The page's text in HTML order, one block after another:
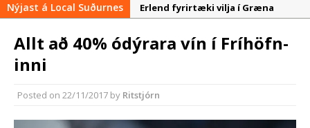
Nýjast á Local Suðurnes
Erlend fyrirtæki vilja í Græna
Nýir aðilar taka við
Reykjanesbær tæpum milljarði yfir
áætlun
Allt að 40% ódýr­ara vín í Frí­höfn­
inni
Posted on 22/11/2017 by Ritstjórn